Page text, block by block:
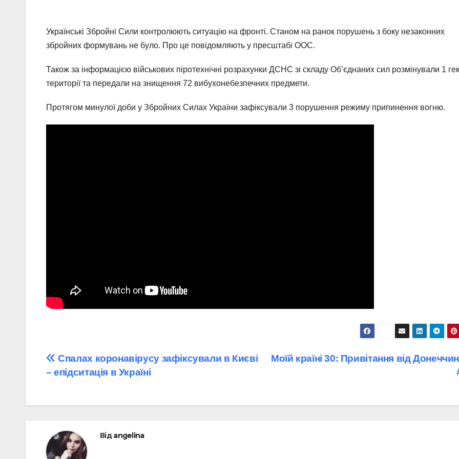
Українські Збройні Сили контролюють ситуацію на фронті. Станом на ранок порушень з боку незаконних
збройних формувань не було. Про це повідомляють у пресштабі ООС.
Також за інформацією військових піротехнічні розрахунки ДСНС зі складу Об’єднаних сил розмінували 1
території та передали на знищення 72 вибухонебезпечних предмети.
Протягом минулої доби у Збройних Силах України зафіксували 3 порушення режиму припинення вогню.
Навігація
записів
Моїй країні 30: Привітання від
Спалах коронавірусу зафіксували в Києві
– епідситація в Україні
Відangelina